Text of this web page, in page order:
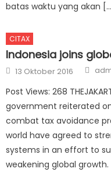
batas waktu yang akan
CITAX
Indonesia joins
Posted on
13 Oktober 2016
Post Views: 268
government reiterated
combat tax avoidance
world have agreed to
systems in an effort to
weakening global growth.